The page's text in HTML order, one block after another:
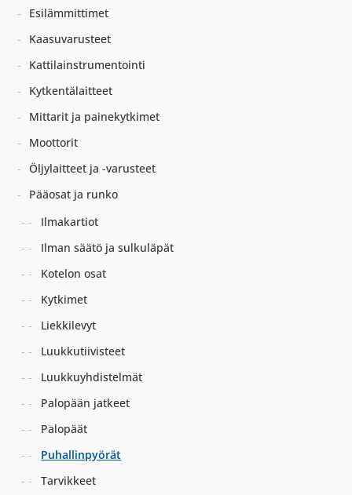
Esilämmittimet
Kaasuvarusteet
Kattilainstrumentointi
Kytkentälaitteet
Mittarit ja painekytkimet
Moottorit
Öljylaitteet ja -varusteet
Pääosat ja runko
Ilmakartiot
Ilman säätö ja sulkuläpät
Kotelon osat
Kytkimet
Liekkilevyt
Luukkutiivisteet
Luukkuyhdistelmät
Palopään jatkeet
Palopäät
Puhallinpyörät
Tarvikkeet